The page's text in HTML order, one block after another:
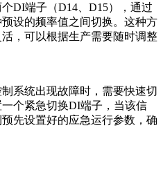
DI端子（D14、D15），通过
设的频率值之间切换。这种方
，可以根据生产需要随时调整
系统出现故障时，需要快速切
个紧急切换DI端子，当该信
先设置好的应急运行参数，确